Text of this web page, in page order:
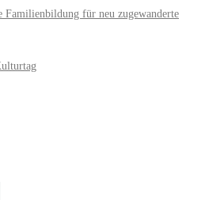
für neu zugewanderte